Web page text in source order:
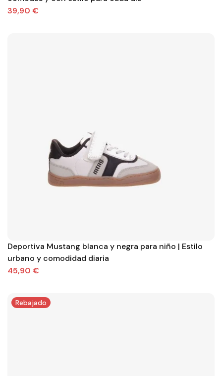
39,90 €
Deportiva Mustang blanca y negra para niño | Estilo
urbano y comodidad diaria
45,90 €
Rebajado